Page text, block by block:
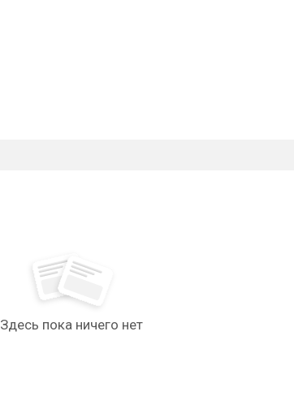
Здесь пока ничего нет